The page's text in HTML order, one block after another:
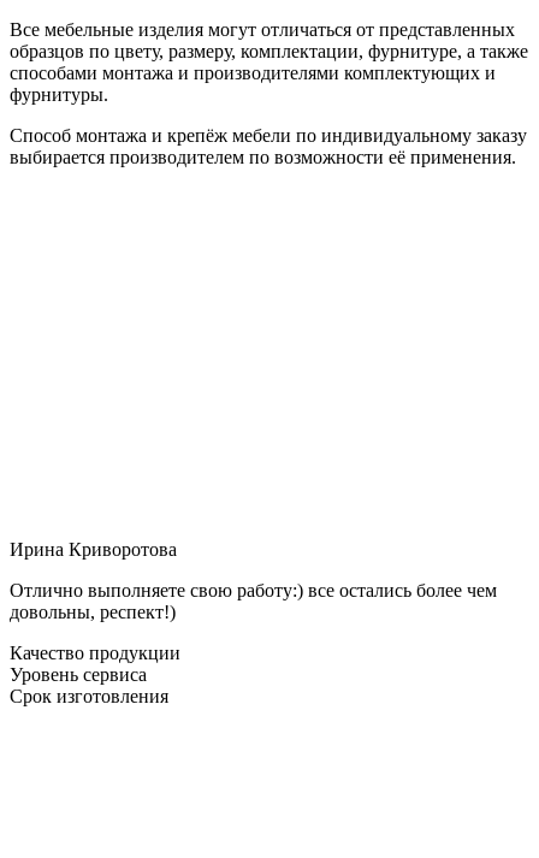
Все мебельные изделия могут отличаться от представленных
образцов по цвету, размеру, комплектации, фурнитуре, а также
способами монтажа и производителями комплектующих и
фурнитуры.
Способ монтажа и крепёж мебели по индивидуальному заказу
выбирается производителем по возможности её применения.
Ирина Криворотова
Отлично выполняете свою работу:) все остались более чем
довольны, респект!)
Качество продукции
Уровень сервиса
Срок изготовления